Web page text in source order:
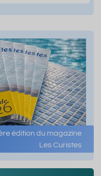
édition du magazine
Les Curistes